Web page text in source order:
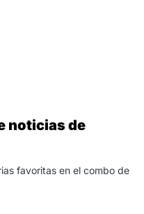
noticias de
favoritas en el combo de